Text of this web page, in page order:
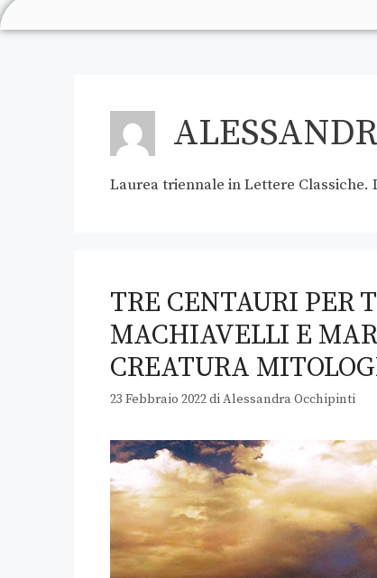
Laurea triennale in Lettere
TRE CENTAURI PER
MACHIAVELLI E
CREATURA
23 Febbraio 2022diAlessandra Occhipinti